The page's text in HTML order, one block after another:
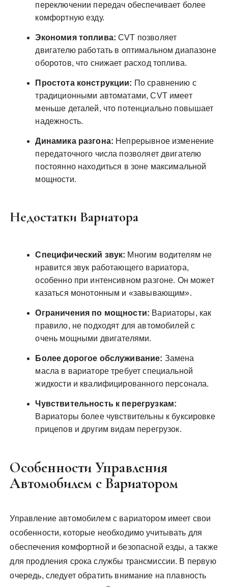
переключении передач обеспечивает более
комфортную езду.
Экономия топлива: CVT позволяет
двигателю работать в оптимальном диапазоне
оборотов, что снижает расход топлива.
Простота конструкции: По сравнению с
традиционными автоматами, CVT имеет
меньше деталей, что потенциально повышает
надежность.
Динамика разгона: Непрерывное изменение
передаточного числа позволяет двигателю
постоянно находиться в зоне максимальной
мощности.
Недостатки Вариатора
Специфический звук: Многим водителям не
нравится звук работающего вариатора,
особенно при интенсивном разгоне. Он может
казаться монотонным и «завывающим».
Ограничения по мощности: Вариаторы, как
правило, не подходят для автомобилей с
очень мощными двигателями.
Более дорогое обслуживание: Замена
масла в вариаторе требует специальной
жидкости и квалифицированного персонала.
Чувствительность к перегрузкам:
Вариаторы более чувствительны к буксировке
прицепов и другим видам перегрузок.
Особенности Управления
Автомобилем с Вариатором
Управление автомобилем с вариатором имеет свои
особенности, которые необходимо учитывать для
обеспечения комфортной и безопасной езды, а также
для продления срока службы трансмиссии. В первую
очередь, следует обратить внимание на плавность